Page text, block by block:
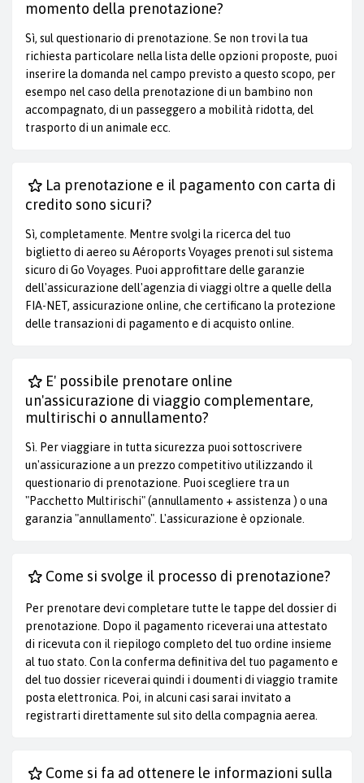
momento della prenotazione?
Sì, sul questionario di prenotazione. Se non trovi la tua
richiesta particolare nella lista delle opzioni proposte, puoi
inserire la domanda nel campo previsto a questo scopo, per
esempo nel caso della prenotazione di un bambino non
accompagnato, di un passeggero a mobilità ridotta, del
trasporto di un animale ecc.
La prenotazione e il pagamento con carta di
credito sono sicuri?
Sì, completamente. Mentre svolgi la ricerca del tuo
biglietto di aereo su Aéroports Voyages prenoti sul sistema
sicuro di Go Voyages. Puoi approfittare delle garanzie
dell'assicurazione dell'agenzia di viaggi oltre a quelle della
FIA-NET, assicurazione online, che certificano la protezione
delle transazioni di pagamento e di acquisto online.
E' possibile prenotare online
un'assicurazione di viaggio complementare,
multirischi o annullamento?
Sì. Per viaggiare in tutta sicurezza puoi sottoscrivere
un'assicurazione a un prezzo competitivo utilizzando il
questionario di prenotazione. Puoi scegliere tra un
"Pacchetto Multirischi" (annullamento + assistenza ) o una
garanzia "annullamento". L'assicurazione è opzionale.
Come si svolge il processo di prenotazione?
Per prenotare devi completare tutte le tappe del dossier di
prenotazione. Dopo il pagamento riceverai una attestato
di ricevuta con il riepilogo completo del tuo ordine insieme
al tuo stato. Con la conferma definitiva del tuo pagamento e
del tuo dossier riceverai quindi i doumenti di viaggio tramite
posta elettronica. Poi, in alcuni casi sarai invitato a
registrarti direttamente sul sito della compagnia aerea.
Come si fa ad ottenere le informazioni sulla